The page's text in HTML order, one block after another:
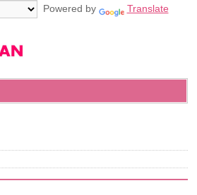
Powered by Translate